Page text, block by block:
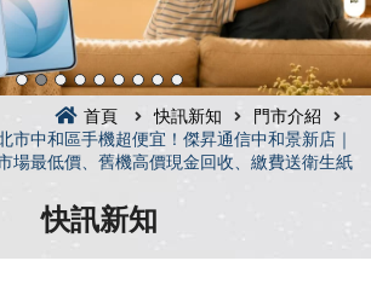
首頁 快訊新知
門市介紹
市中和區手機超便宜！傑昇通信中和景新店｜
場最低價、舊機高價現金回收、繳費送衛生紙
快訊新知